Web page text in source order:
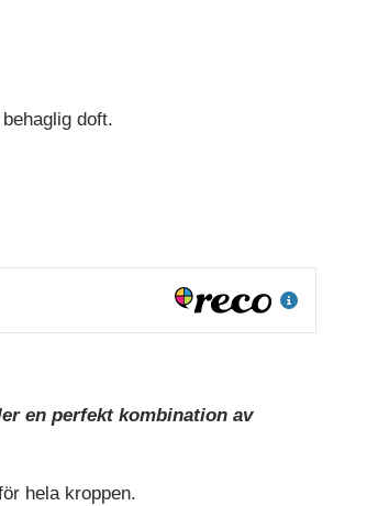
doft.
en perfekt kombination av
hela kroppen.